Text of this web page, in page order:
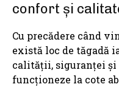
confort și
Cu precădere când
există loc de tăgadă
calității, siguranței
funcționeze la cote